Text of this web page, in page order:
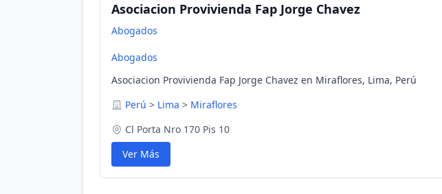
Asociacion Provivienda Fap Jorge Chavez
Abogados
Abogados
Asociacion Provivienda Fap Jorge Chavez en Miraflores, Lima, Perú
Perú > Lima > Miraflores
Cl Porta Nro 170 Pis 10
Ver Más